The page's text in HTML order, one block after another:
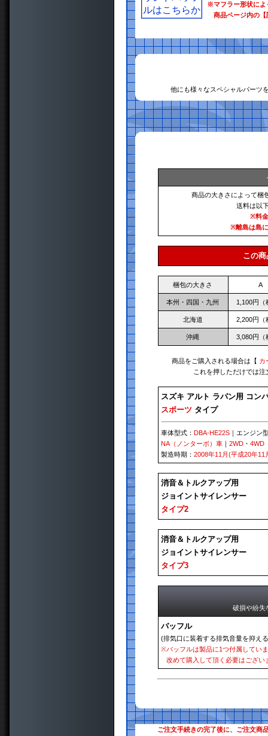
※マフラー形状によ
商品ページ内の【
他にも様々なスペシャルパーツ
商品の大きさによって梱
送料は以
※料
※離島は島
この
梱包の大きさ A
本州・四国・九州 1,100円（
北海道 2,200円（
沖縄 3,080円（
商品をご購入される場合は【 カ
これを押しただけでは
スズキ アルト ラパン用 コン
スポーツ タイプ
車体型式：DBA-HE22S ｜エンジン
NA（ノンターボ）車 ｜2WD ・4WD
製造時期：2008年11月(平成20年11
消音＆トルクアップ用
ジョイントサイレンサー
タイプ2
消音＆トルクアップ用
ジョイントサイレンサー
タイプ3
破損や紛失
バッフル
(排気口に装着する排気音量を抑え
※バッフルは製品に1つ付属してい
改めて購入して頂く必要はござい
ご注文手続きの完了後に、ご注文商